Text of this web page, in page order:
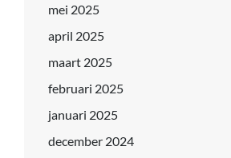
mei 2025
april 2025
maart 2025
februari 2025
januari 2025
december 2024